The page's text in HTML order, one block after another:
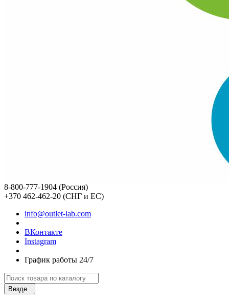
8-800-777-1904 (Россия)
+370 462-462-20 (СНГ и ЕС)
info@outlet-lab.com
ВКонтакте
Instagram
График работы 24/7
Везде